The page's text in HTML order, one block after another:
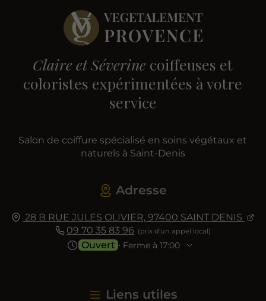
Claire et Séverine coiffeuses et
coloristes expérimentées à votre
service
Salon de coiffure spécialisé en soins végétaux et
naturels à Saint-Denis
Adresse
28 B RUE JULES OLIVIER, 97400 SAINT DENIS
09 70 35 83 96
Ouvert ⋅ Ferme à 17:00
Liens utiles